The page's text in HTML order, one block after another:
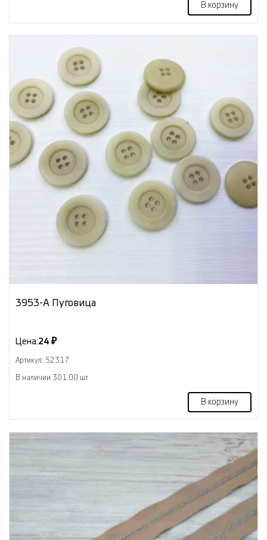
В корзину
3953-А Пуговица
Цена:24 ₽
Артикул: 52317
В наличии 301.00 шт
В корзину